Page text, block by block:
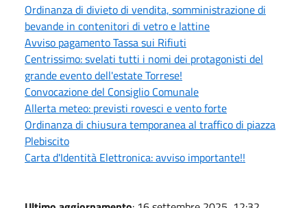
Ordinanza di divieto di vendita, somministrazione di
bevande in contenitori di vetro e lattine
Avviso pagamento Tassa sui Rifiuti
Centrissimo: svelati tutti i nomi dei protagonisti del
grande evento dell'estate Torrese!
Convocazione del Consiglio Comunale
Allerta meteo: previsti rovesci e vento forte
Ordinanza di chiusura temporanea al traffico di piazza
Plebiscito
Carta d'Identità Elettronica: avviso importante!!